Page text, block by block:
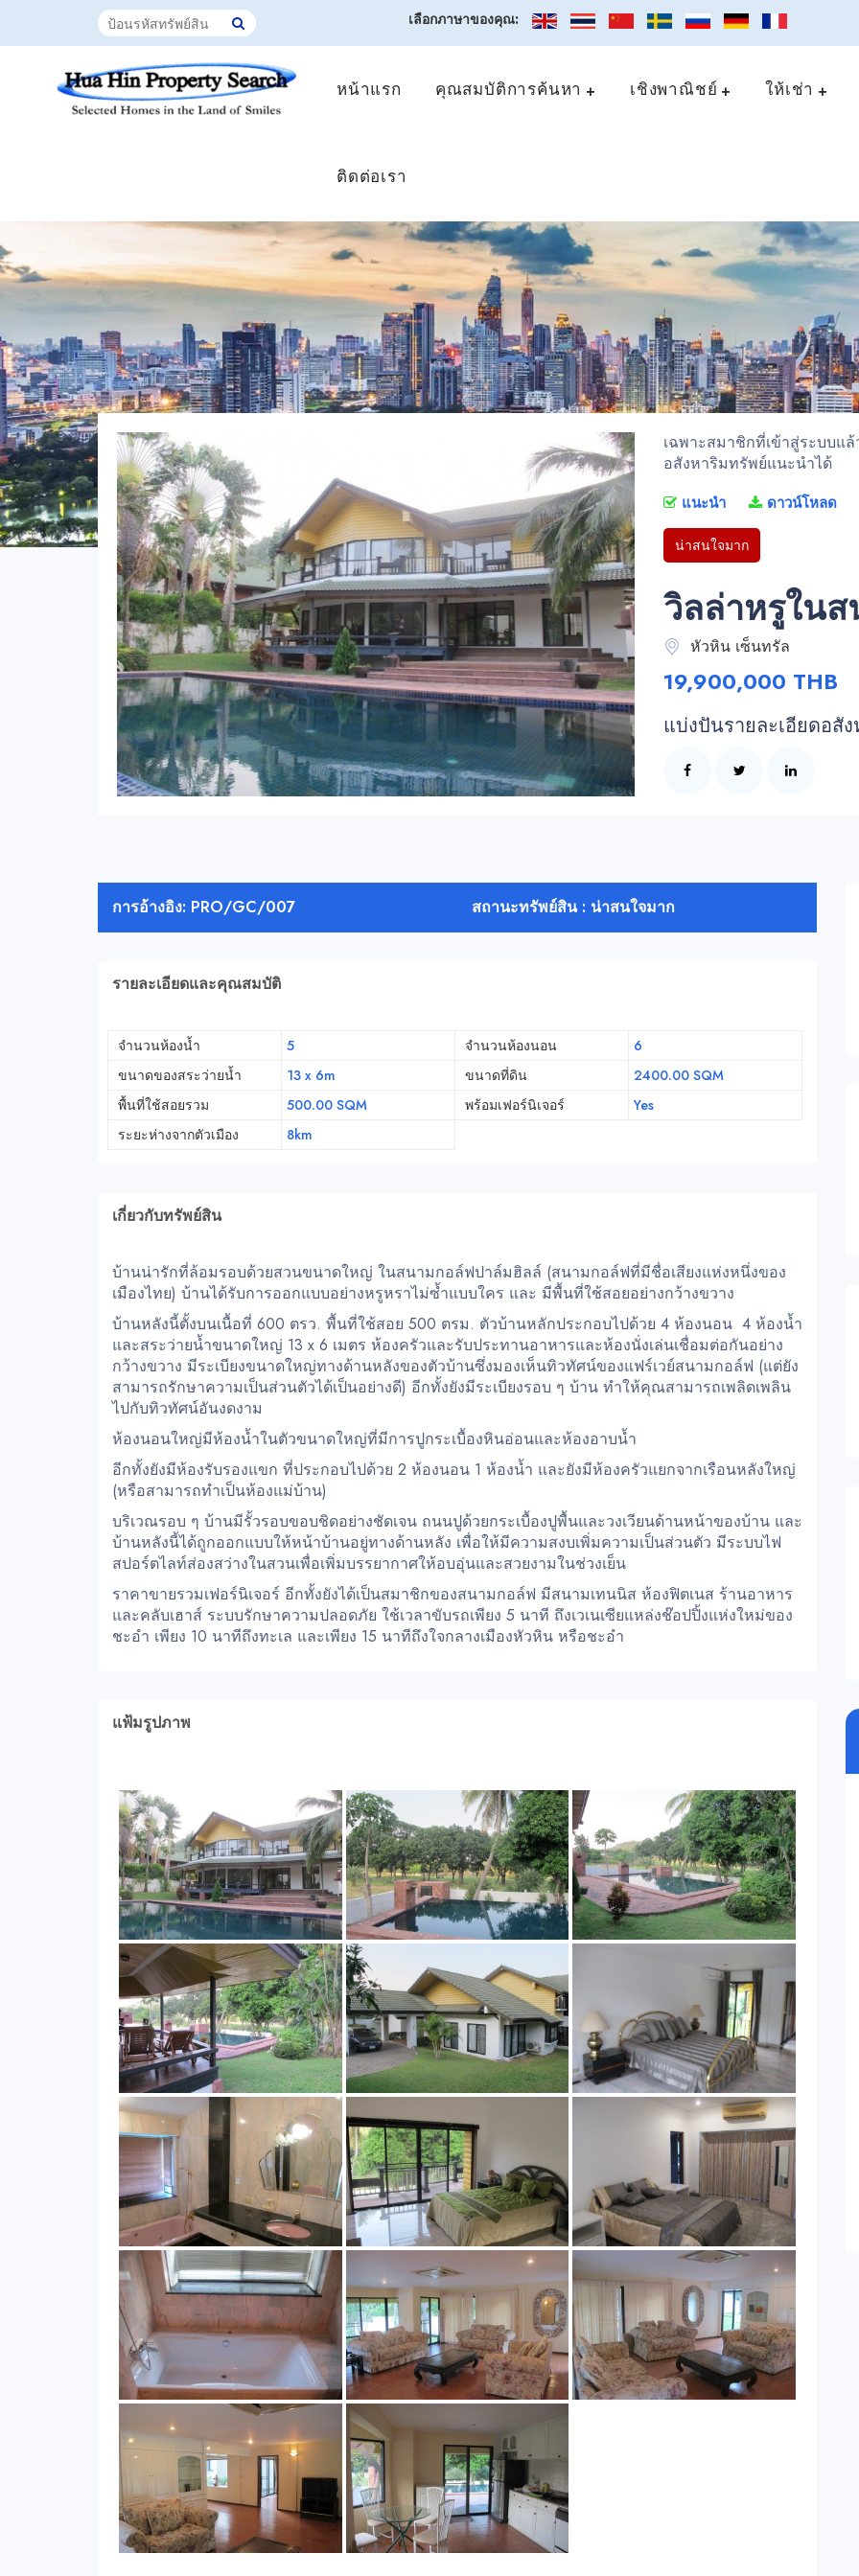
เลือกภาษาของคุณ:
หน้าแรก คุณสมบัติการค้นหา เชิงพาณิชย์ ให้เช่า
ติดต่อเรา
เฉพาะสมาชิกที่เข้าสู่ระบบแ
อสังหาริมทรัพย์แนะนำได้
แนะนำ ดาวน์โหลด
น่าสนใจมาก
วิลล่าหรูใน
หัวหิน เซ็นทรัล
19,900,000 THB
แบ่งปันรายละเอียดอสั
การอ้างอิง: PRO/GC/007 สถานะทรัพย์สิน : น่าสนใจมาก
รายละเอียดและคุณสมบัติ
จำนวนห้องน้ำ 5 จำนวนห้องนอน
6
ขนาดของสระว่ายน้ำ
13 x 6m ขนาดที่ดิน
2400.00 SQM
พื้นที่ใช้สอยรวม
500.00 SQM พร้อมเฟอร์นิเจอร์
Yes
ระยะห่างจากตัวเมือง
8km
เกี่ยวกับทรัพย์สิน
บ้านน่ารักที่ล้อมรอบด้วยสวนขนาดใหญ่ ในสนามกอล์ฟปาล์มฮิลล์ (สนามกอล์ฟที่มีชื่อเสียงแห่งหนึ่งของ
เมืองไทย) บ้านได้รับการออกแบบอย่างหรูหราไม่ซ้ำแบบใคร และ มีพื้นที่ใช้สอยอย่างกว้างขวาง
บ้านหลังนี้ตั้งบนเนื้อที่ 600 ตรว. พื้นที่ใช้สอย 500 ตรม. ตัวบ้านหลักประกอบไปด้วย 4 ห้องนอน 4 ห้องน้ำ
และสระว่ายน้ำขนาดใหญ่ 13 x 6 เมตร ห้องครัวและรับประทานอาหารและห้องนั่งเล่นเชื่อมต่อกันอย่าง
กว้างขวาง มีระเบียงขนาดใหญ่ทางด้านหลังของตัวบ้านซึ่งมองเห็นทิวทัศน์ของแฟร์เวย์สนามกอล์ฟ (แต่ยัง
สามารถรักษาความเป็นส่วนตัวได้เป็นอย่างดี) อีกทั้งยังมีระเบียงรอบ ๆ บ้าน ทำให้คุณสามารถเพลิดเพลิน
ไปกับทิวทัศน์อันงดงาม
ห้องนอนใหญ่มีห้องน้ำในตัวขนาดใหญ่ที่มีการปูกระเบื้องหินอ่อนและห้องอาบน้ำ
อีกทั้งยังมีห้องรับรองแขก ที่ประกอบไปด้วย 2 ห้องนอน 1 ห้องน้ำ และยังมีห้องครัวแยกจากเรือนหลังใหญ่
(หรือสามารถทำเป็นห้องแม่บ้าน)
บริเวณรอบ ๆ บ้านมีรั้วรอบขอบชิดอย่างชัดเจน ถนนปูด้วยกระเบื้องปูพื้นและวงเวียนด้านหน้าของบ้าน และ
บ้านหลังนี้ได้ถูกออกแบบให้หน้าบ้านอยู่ทางด้านหลัง เพื่อให้มีความสงบเพิ่มความเป็นส่วนตัว มีระบบไฟ
สปอร์ตไลท์ส่องสว่างในสวนเพื่อเพิ่มบรรยากาศให้อบอุ่นและสวยงามในช่วงเย็น
ราคาขายรวมเฟอร์นิเจอร์ อีกทั้งยังได้เป็นสมาชิกของสนามกอล์ฟ มีสนามเทนนิส ห้องฟิตเนส ร้านอาหาร
และคลับเฮาส์ ระบบรักษาความปลอดภัย ใช้เวลาขับรถเพียง 5 นาที ถึงเวเนเซียแหล่งช๊อปปิ้งแห่งใหม่ของ
ชะอำ เพียง 10 นาทีถึงทะเล และเพียง 15 นาทีถึงใจกลางเมืองหัวหิน หรือชะอำ
แฟ้มรูปภาพ